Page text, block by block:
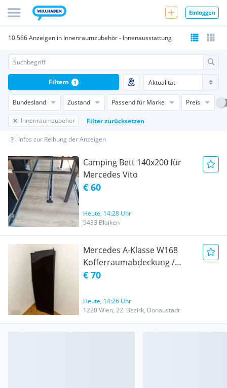
Einloggen
10.566 Anzeigen in Innenraumzubehör - Innenausstattung
Bundesland Zustand Passend für Marke Preis
Innenraumzubehör Filter zurücksetzen
Filtern 1
Infos zur Reihung der Anzeigen
Camping Bett 140x200 für
Mercedes Vito
€ 60
Heute, 14:28 Uhr
9433 Blaiken
Mercedes A-Klasse W168
Kofferraumabdeckung /
Laderaumabdeckung
€ 70
Heute, 14:26 Uhr
1220 Wien, 22. Bezirk, Donaustadt